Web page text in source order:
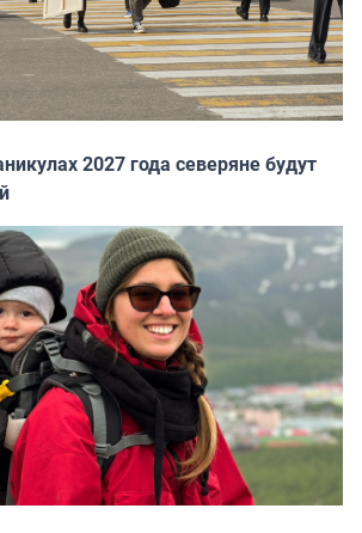
2027 года северяне будут